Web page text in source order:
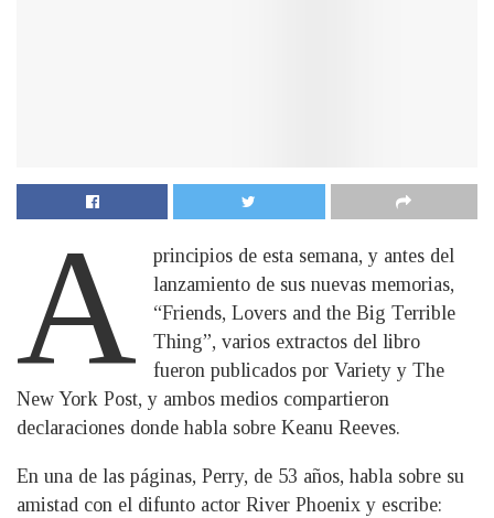
A
principios de esta semana, y antes del
lanzamiento de sus nuevas memorias,
“Friends, Lovers and the Big Terrible
Thing”, varios extractos del libro
fueron publicados por Variety y The
New York Post, y ambos medios compartieron
declaraciones donde habla sobre Keanu Reeves.
En una de las páginas, Perry, de 53 años, habla sobre su
amistad con el difunto actor River Phoenix y escribe: